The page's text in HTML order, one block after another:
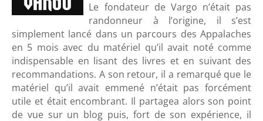
Le fondateur de Vargo n’était pas
randonneur à l’origine, il s’est
simplement lancé dans un parcours des Appalaches
en 5 mois avec du matériel qu’il avait noté comme
indispensable en lisant des livres et en suivant des
recommandations. A son retour, il a remarqué que le
matériel qu’il avait emmené n’était pas forcément
utile et était encombrant. Il partagea alors son point
de vue sur un blog puis, fort de son expérience, il